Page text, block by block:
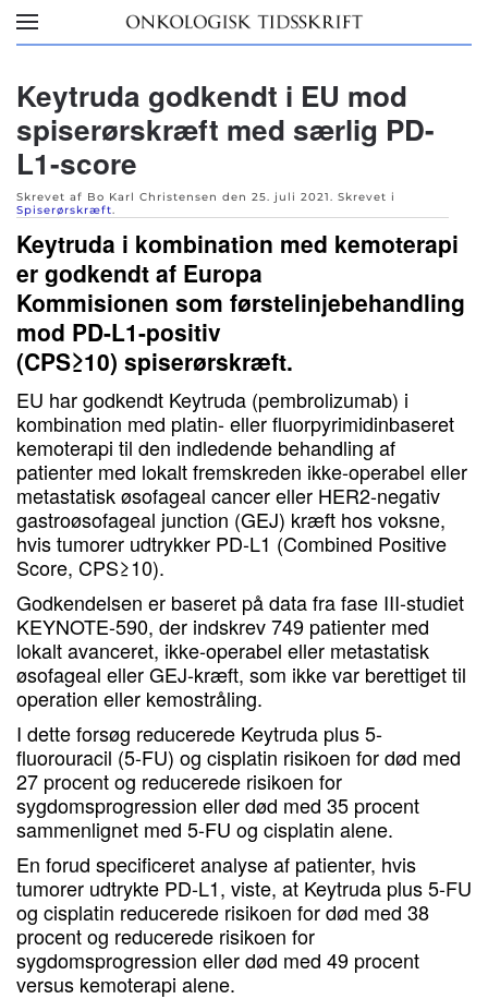
Skip to main content
Keytruda godkendt i EU mod
spiserørskræft med særlig PD-
L1-score
Skrevet af Bo Karl Christensen den 25. juli 2021. Skrevet i
Spiserørskræft.
Keytruda i kombination med kemoterapi
er godkendt af Europa
Kommisionen som førstelinjebehandling
mod PD-L1-positiv
(CPS≥10) spiserørskræft.
EU har godkendt Keytruda (pembrolizumab) i
kombination med platin- eller fluorpyrimidinbaseret
kemoterapi til den indledende behandling af
patienter med lokalt fremskreden ikke-operabel eller
metastatisk øsofageal cancer eller HER2-negativ
gastroøsofageal junction (GEJ) kræft hos voksne,
hvis tumorer udtrykker PD-L1 (Combined Positive
Score, CPS≥10).
Godkendelsen er baseret på data fra fase III-studiet
KEYNOTE-590, der indskrev 749 patienter med
lokalt avanceret, ikke-operabel eller metastatisk
øsofageal eller GEJ-kræft, som ikke var berettiget til
operation eller kemostråling.
I dette forsøg reducerede Keytruda plus 5-
fluorouracil (5-FU) og cisplatin risikoen for død med
27 procent og reducerede risikoen for
sygdomsprogression eller død med 35 procent
sammenlignet med 5-FU og cisplatin alene.
En forud specificeret analyse af patienter, hvis
tumorer udtrykte PD-L1, viste, at Keytruda plus 5-FU
og cisplatin reducerede risikoen for død med 38
procent og reducerede risikoen for
sygdomsprogression eller død med 49 procent
versus kemoterapi alene.